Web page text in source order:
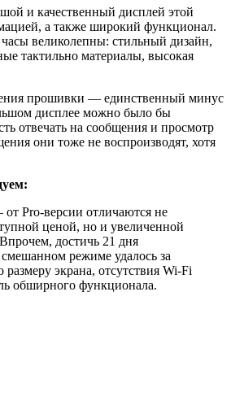
и качественный дисплей этой
а также широкий функционал.
великолепны: стильный дизайн,
тактильно материалы, высокая
прошивки — единственный минус
дисплее можно было бы
отвечать на сообщения и просмотр
они тоже не воспроизводят, хотя
Pro-версии отличаются не
ценой, но и увеличенной
достичь 21 дня
режиме удалось за
размеру экрана, отсутствия Wi-Fi
обширного функционала.